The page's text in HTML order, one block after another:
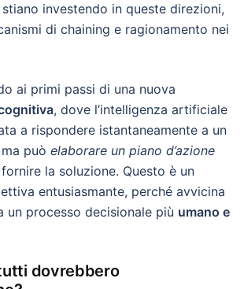
investendo in queste direzioni,
di chaining e ragionamento nei
ai primi passi di una nuova
, dove l’intelligenza artificiale
a rispondere istantaneamente a un
può elaborare un piano d’azione
la soluzione. Questo è un
entusiasmante, perché avvicina
un processo decisionale più umano e
dovrebbero